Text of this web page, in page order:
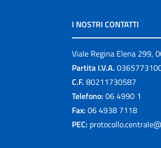
I NOSTRI CONTATTI
Viale Regina Elena 299,
Partita I.V.A.
C.F. 80211730587
Telefono: 06 4990 1
Fax: 06 4938 7118
PEC: